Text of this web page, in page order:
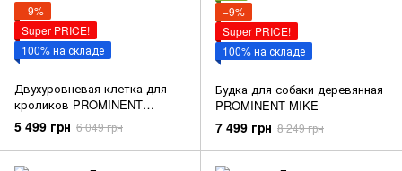
−9%
Super PRICE!
100% на складе
Двухуровневая клетка для
кроликов PROMINENT
CLAUDIE
5 499 грн 6 049 грн
−9%
Super PRICE!
100% на складе
Будка для собаки деревянная
PROMINENT MIKE
7 499 грн 8 249 грн